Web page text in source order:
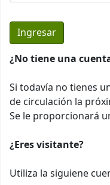
¿No tiene una
Si todavía no tienes
de circulación la
Se le proporcionará
¿Eres visitante?
Utiliza la siguiene